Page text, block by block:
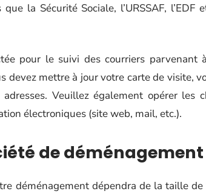
la Sécurité Sociale, l’URSSAF, l’EDF
pour le suivi des courriers parvenant
devez mettre à jour votre carte de visite,
Veuillez également opérer les
électroniques (site web, mail, etc.).
de déménagement
déménagement dépendra de la taille de